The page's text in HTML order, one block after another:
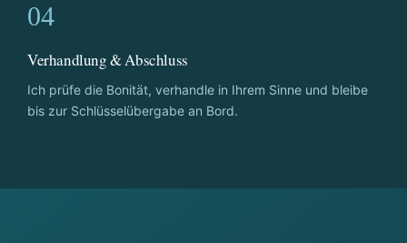
04
Verhandlung & Abschluss
Ich prüfe die Bonität, verhandle in Ihrem Sinne und bleibe
bis zur Schlüsselübergabe an Bord.